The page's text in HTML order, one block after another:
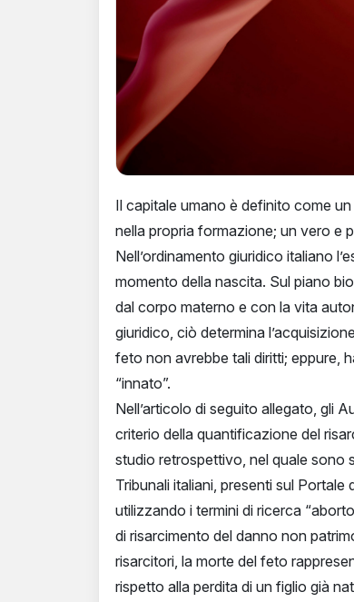
Il capitale umano è definito come
nella propria formazione; un vero e
Nell’ordinamento giuridico italiano
momento della nascita. Sul piano
dal corpo materno e con la vita
giuridico, ciò determina
feto non avrebbe tali diritti; eppure,
“innato”.
Nell’articolo di seguito allegato, gli
criterio della quantificazione del
studio retrospettivo, nel quale sono
Tribunali italiani, presenti sul
utilizzando i termini di ricerca
di risarcimento del danno non
risarcitori, la morte del feto
rispetto alla perdita di un figlio già